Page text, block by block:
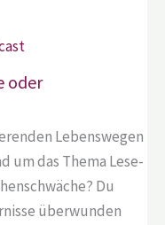
oder
Lebenswegen
um das Thema Lese-
Du
überwunden